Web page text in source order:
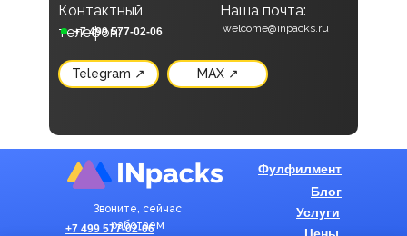
Наши социальные сети:
Наша почта:
Контактный
телефон:
welcome@inpacks.ru
+7 499 577-02-06
MAX ↗
Telegram ↗
Услуги
Фулфилмент
Цены
Звоните, сейчас
работаем
+7 499 577-02-06
Блог